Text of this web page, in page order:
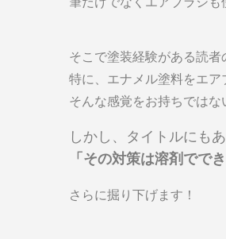
そこで塗装経験がある読者
特に、エナメル塗料をエア
そんな感覚をお持ちではな
しかし、タイトルにもあ
「その対策は溶剤ででき
さらに掘り下げます！